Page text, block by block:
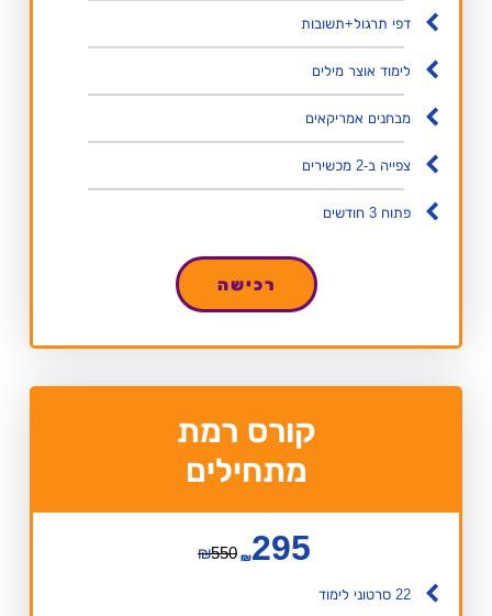
דפי תרגול+תשובות
לימוד אוצר מילים
מבחנים אמריקאים
צפייה ב-2 מכשירים
פתוח 3 חודשים
רכישה
קורס רמת
מתחילים
₪550 ₪295
22 סרטוני לימוד